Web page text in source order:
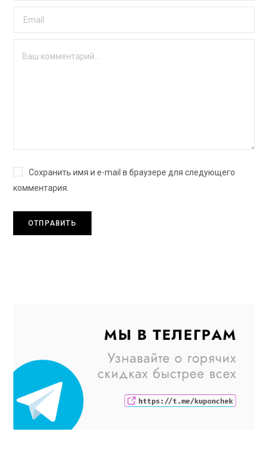
Сохранить имя и e-mail в браузере для следующего
комментария.